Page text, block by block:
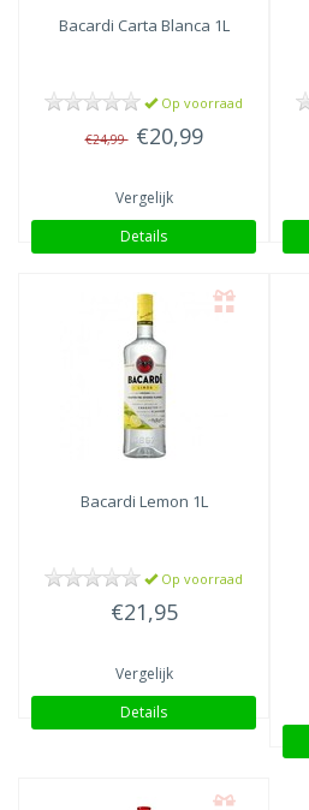
Bacardi Carta Blanca 1L
Op voorraad
€24,99 €20,99
Vergelijk
Details
Bacardi Lemon 1L
Op voorraad
€21,95
Vergelijk
Details